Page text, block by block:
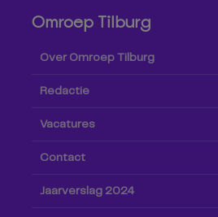
Omroep Tilburg
Over Omroep Tilburg
Redactie
Vacatures
Contact
Jaarverslag 2024